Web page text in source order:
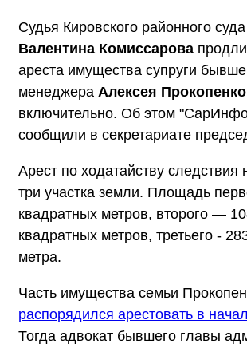
Судья Кировского районного
Валентина Комиссарова
ареста имущества супруги
менеджера Алексея Прокопенко
включительно. Об этом
сообщили в секретариате
Арест по ходатайству следствия
три участка земли. Площадь
квадратных метров, второго —
квадратных метров, третьего -
метра.
Часть имущества семьи
распорядился арестовать в
Тогда адвокат бывшего главы